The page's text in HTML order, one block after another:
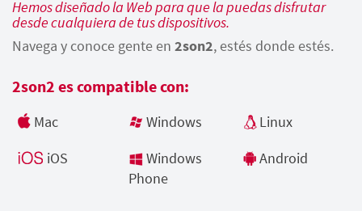
Hemos diseñado la Web para que la puedas disfrutar
desde cualquiera de tus dispositivos.
Navega y conoce gente en 2son2, estés donde estés.
2son2 es compatible con:
Mac Windows
Linux
iOS
Windows
Phone
Android